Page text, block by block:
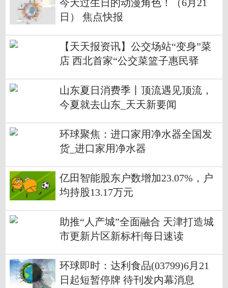
今天过生日的动漫角色！（6月21
日） 焦点快报
【天天报资讯】公交场站“变身”菜
店 西北首家“公交菜篮子惠民驿
山东夏日消费季丨顶流遇见顶流，
今夏就去山东_天天新要闻
环球聚焦：进口家用净水器全国发
货_进口家用净水器
亿田智能股东户数增加23.07%，户
均持股13.17万元
助推“人产城”全面融合 天津打造城
市更新片区新标杆|每日速读
环球即时：达利食品(03799)6月21
日起短暂停牌 待刊发内幕消息